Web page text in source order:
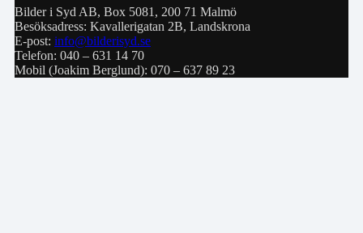
Bilder i Syd AB, Box 5081, 200 71 Malmö
Besöksadress: Kavallerigatan 2B, Landskrona
E-post: info@bilderisyd.se
Telefon: 040 – 631 14 70
Mobil (Joakim Berglund): 070 – 637 89 23